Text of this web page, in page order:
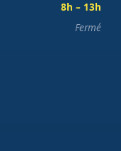
8h – 13h
Fermé